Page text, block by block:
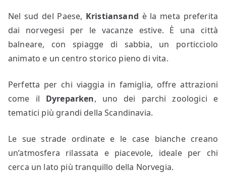
Nel sud del Paese, Kristiansand è la meta preferita
dai norvegesi per le vacanze estive. È una città
balneare, con spiagge di sabbia, un porticciolo
animato e un centro storico pieno di vita.
Perfetta per chi viaggia in famiglia, offre attrazioni
come il Dyreparken, uno dei parchi zoologici e
tematici più grandi della Scandinavia.
Le sue strade ordinate e le case bianche creano
un’atmosfera rilassata e piacevole, ideale per chi
cerca un lato più tranquillo della Norvegia.